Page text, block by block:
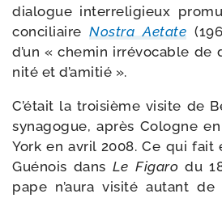
dia­logue inter­re­li­gieux
conci­liaireNostra Aetate
d’un « che­min irré­vo­cable
ni­té et d’amitié ».
C’était la troi­sième visite de
syna­gogue, après Cologne
York en avril 2008. Ce qui fait
Guénois dans Le Figarodu
pape n’aura visi­té autant